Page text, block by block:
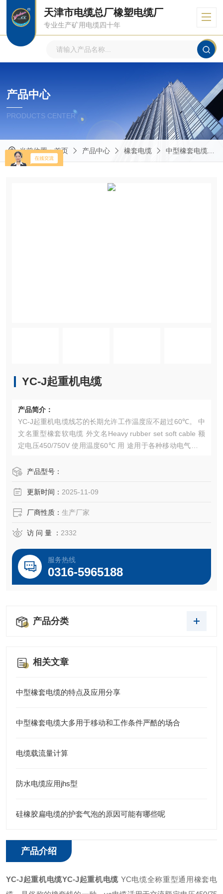
天津市电缆总厂橡塑电缆厂
专业生产矿用电缆四十年
产品中心
PRODUCTS CENTER
当前位置：首页 产品中心 橡套电缆 中型橡套电缆
YC-J起重机电缆
产品简介：
YC-J起重机电缆线芯的长期允许工作温度应不超过60℃。 中
文名重型橡套软电缆 外文名Heavy rubber set soft cable 额
定电压450/750V 使用温度60℃ 用 途用于各种移动电气设备
11 Y代表橡胶绝缘，C代表重型电缆。
产品型号：
更新时间： 2025-11-09
厂商性质： 生产厂家
访 问 量 ： 2332
服务热线
0316-5965188
产品分类
相关文章
中型橡套电缆的特点及应用分享
中型橡套电缆大多用于移动和工作条件严酷的场合
电缆载流量计算
防水电缆应用jhs型
硅橡胶扁电缆的护套气泡的原因可能有哪些呢
产品介绍
YC-J起重机电缆YC-J起重机电缆 YC电缆全称重型通用橡套电